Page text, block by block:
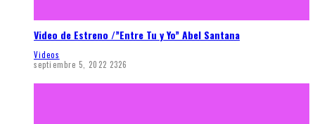
Video de Estreno /”Entre Tu y Yo” Abel Santana
Videos
septiembre 5, 2022 2326